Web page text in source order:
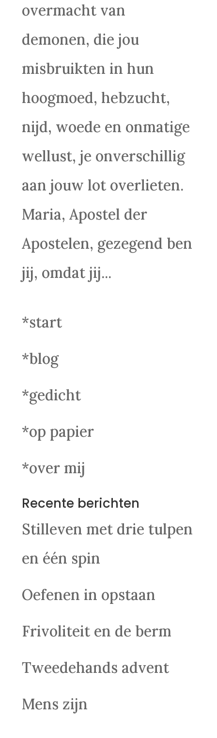
overmacht van
demonen, die jou
misbruikten in hun
hoogmoed, hebzucht,
nijd, woede en onmatige
wellust, je onverschillig
aan jouw lot overlieten.
Maria, Apostel der
Apostelen, gezegend ben
jij, omdat jij...
*start
*blog
*gedicht
*op papier
*over mij
Recente berichten
Stilleven met drie tulpen
en één spin
Oefenen in opstaan
Frivoliteit en de berm
Tweedehands advent
Mens zijn